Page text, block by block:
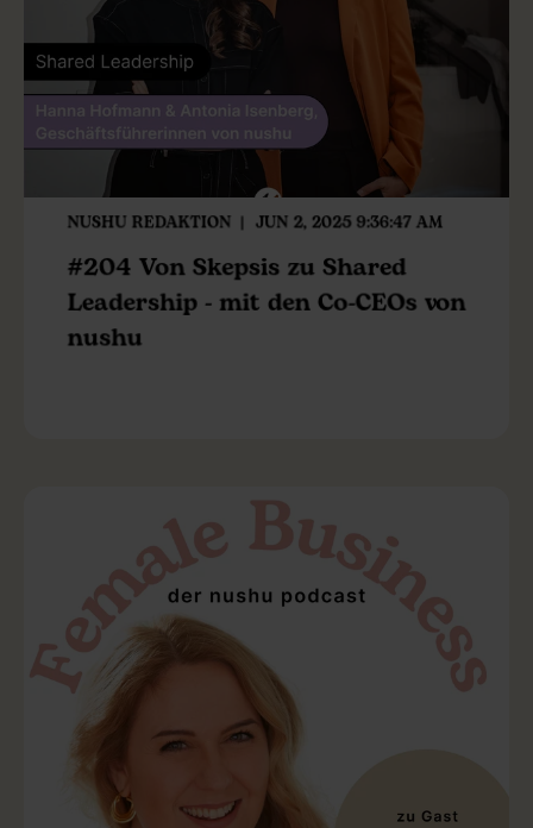
NUSHU REDAKTION JUN 2, 2025 9:36:47 AM
#204 Von Skepsis zu Shared
Leadership - mit den Co-CEOs von
nushu